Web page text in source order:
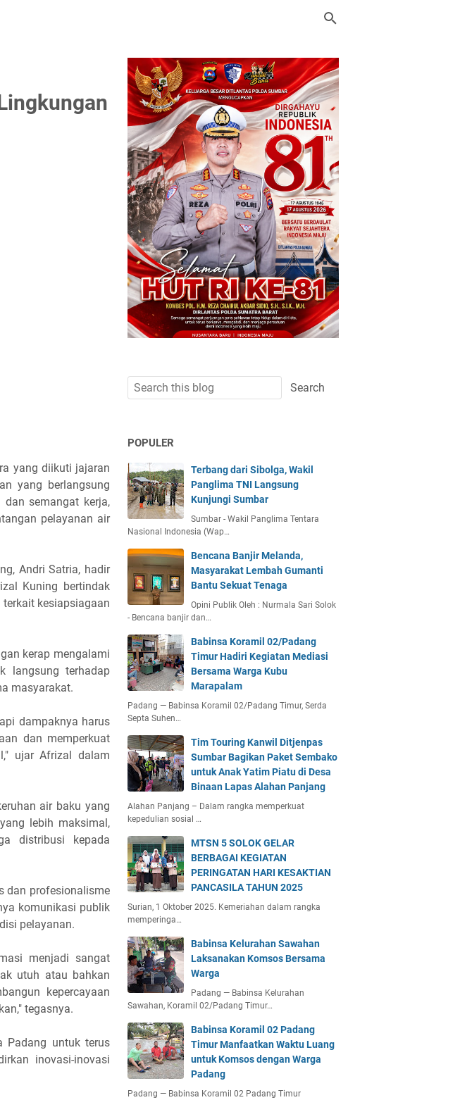
yang diikuti jajaran
yang berlangsung
semangat kerja,
pelayanan air
Andri Satria, hadir
Kuning bertindak
kesiapsiagaan
kerap mengalami
langsung terhadap
masyarakat.
dampaknya harus
dan memperkuat
ujar Afrizal dalam
air baku yang
lebih maksimal,
distribusi kepada
dan profesionalisme
komunikasi publik
pelayanan.
menjadi sangat
utuh atau bahkan
kepercayaan
tegasnya.
Padang untuk terus
inovasi-inovasi
POPULER
Terbang dari Sibolga, Wakil
Panglima TNI Langsung
Kunjungi Sumbar
Sumbar - Wakil Panglima Tentara
Nasional Indonesia (Wap…
Bencana Banjir Melanda,
Masyarakat Lembah Gumanti
Bantu Sekuat Tenaga
Opini Publik Oleh : Nurmala Sari Solok
- Bencana banjir dan…
Babinsa Koramil 02/Padang
Timur Hadiri Kegiatan Mediasi
Bersama Warga Kubu
Marapalam
Padang — Babinsa Koramil 02/Padang Timur, Serda
Septa Suhen…
Tim Touring Kanwil Ditjenpas
Sumbar Bagikan Paket Sembako
untuk Anak Yatim Piatu di Desa
Binaan Lapas Alahan Panjang
Alahan Panjang – Dalam rangka memperkuat
kepedulian sosial …
MTSN 5 SOLOK GELAR
BERBAGAI KEGIATAN
PERINGATAN HARI KESAKTIAN
PANCASILA TAHUN 2025
Surian, 1 Oktober 2025. Kemeriahan dalam rangka
memperinga…
Babinsa Kelurahan Sawahan
Laksanakan Komsos Bersama
Warga
Padang — Babinsa Kelurahan
Sawahan, Koramil 02/Padang Timur…
Babinsa Koramil 02 Padang
Timur Manfaatkan Waktu Luang
untuk Komsos dengan Warga
Padang
Padang — Babinsa Koramil 02 Padang Timur